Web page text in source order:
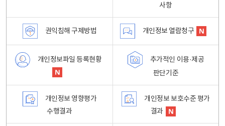
사항
권익침해 구제방법 개인정보 열람청구
개인정보파일 등록현황
추가적인 이용·제공
판단기준
개인정보 영향평가
수행결과
개인정보 보호수준 평가
결과